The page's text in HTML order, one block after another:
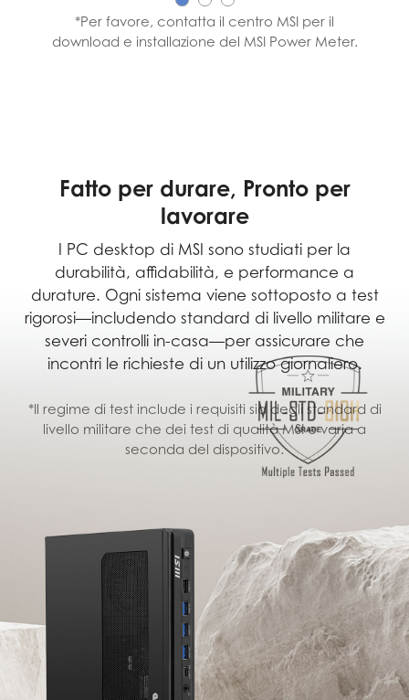
*Per favore, contatta il centro MSI per il
download e installazione del MSI Power Meter.
Fatto per durare, Pronto per
lavorare
I PC desktop di MSI sono studiati per la
durabilità, affidabilità, e performance a
durature. Ogni sistema viene sottoposto a test
rigorosi—includendo standard di livello militare e
severi controlli in-casa—per assicurare che
incontri le richieste di un utilizzo giornaliero.
*Il regime di test include i requisiti sia degli standard di
livello militare che dei test di qualità MSI e varia a
seconda del dispositivo.